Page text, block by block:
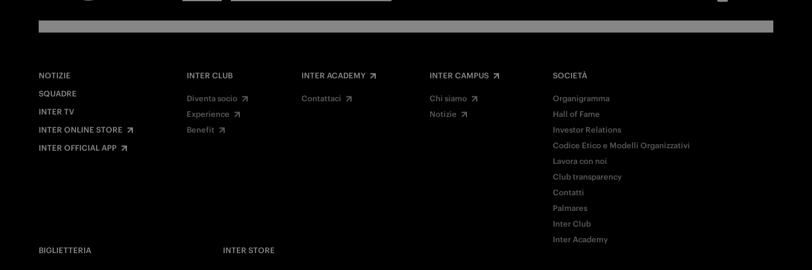
NOTIZIE
SQUADRE
INTER TV
INTER ONLINE STORE
INTER OFFICIAL APP
INTER CLUB
Diventa socio
Experience
Benefit
INTER ACADEMY
Contattaci
INTER CAMPUS
Chi siamo
Notizie
SOCIETÀ
Organigramma
Hall of Fame
Investor Relations
Codice Etico e Modelli Organizzativi
Lavora con noi
Club transparency
Contatti
Palmares
Inter Club
Inter Academy
BIGLIETTERIA
INTER STORE